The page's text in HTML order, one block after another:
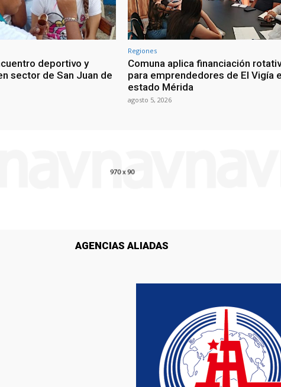
deportivo y
sector de San Juan de
Regiones
Comuna aplica financiación
para emprendedores de El Vigía
estado Mérida
agosto 5, 2026
AGENCIAS ALIADAS